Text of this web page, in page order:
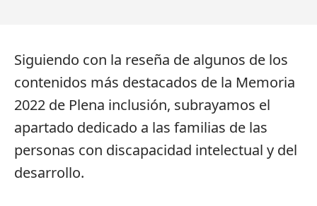
Siguiendo con la reseña de algunos de los
contenidos más destacados de la Memoria
2022 de Plena inclusión, subrayamos el
apartado dedicado a las familias de las
personas con discapacidad intelectual y del
desarrollo.